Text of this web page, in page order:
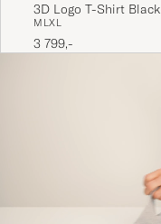
3D Logo T-Shirt Black
M LXL
3 799,-